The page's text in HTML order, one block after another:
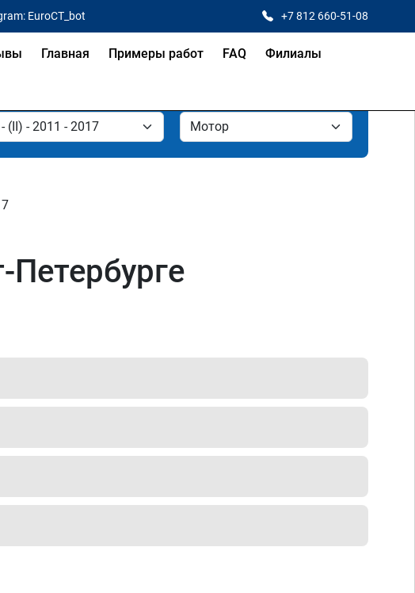
EuroCT_bot +7 812 660-51-08
Главная Примеры работ FAQ Филиалы